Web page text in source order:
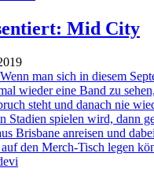
Mid City
man sich in diesem
wieder eine Band zu
steht und danach nie
Stadien spielen wird, dann
Brisbane anreisen und
den Merch-Tisch legen